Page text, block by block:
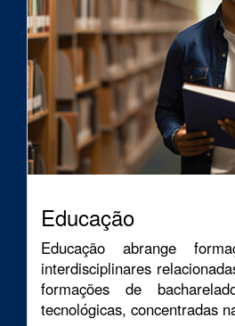
Educação
Educação abrange
interdisciplinares
formações de
tecnológicas, concentradas